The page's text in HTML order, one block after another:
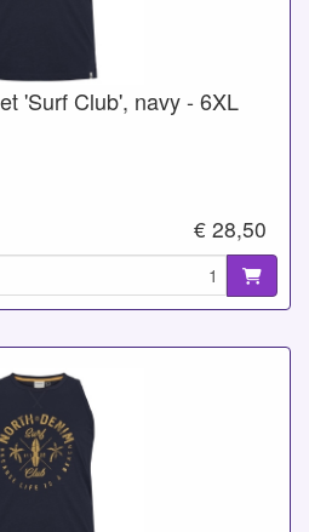
'Surf Club', navy - 6XL
€ 28,50